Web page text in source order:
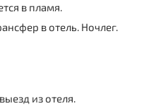
в пламя.
в отель. Ночлег.
из отеля.